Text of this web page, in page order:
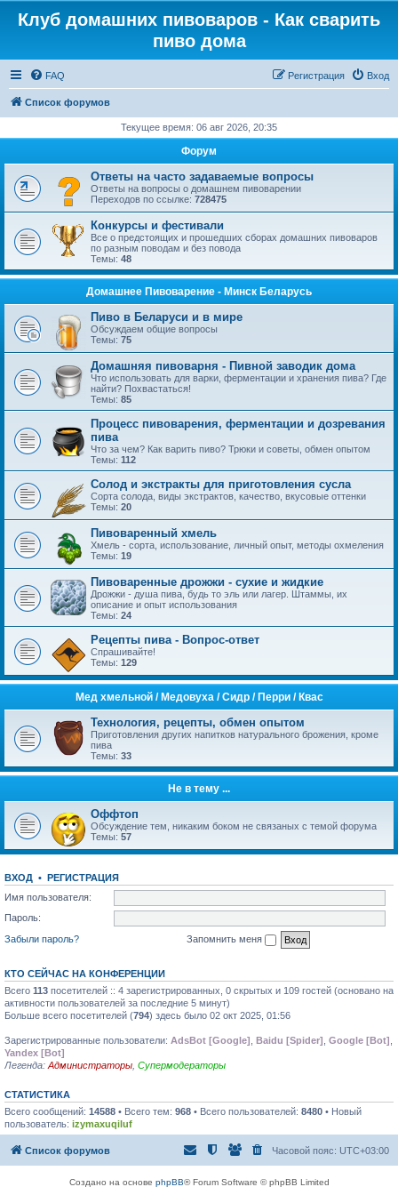
Клуб домашних пивоваров - Как cварить
пиво дома
FAQ Вход
Регистрация
Список форумов
Текущее время: 06 авг 2026, 20:35
Форум
Ответы на часто задаваемые вопросы
Ответы на вопросы о домашнем пивоварении
Переходов по ссылке: 728475
Конкурсы и фестивали
Все о предстоящих и прошедших сборах домашних пивоваров
по разным поводам и без повода
Темы: 48
Домашнее Пивоварение - Минск Беларусь
Пиво в Беларуси и в мире
Обсуждаем общие вопросы
Темы: 75
Домашняя пивоварня - Пивной заводик дома
Что использовать для варки, ферментации и хранения пива? Где
найти? Похвастаться!
Темы: 85
Процесс пивоварения, ферментации и дозревания
пива
Что за чем? Как варить пиво? Трюки и советы, обмен опытом
Темы: 112
Солод и экстракты для приготовления сусла
Сорта солода, виды экстрактов, качество, вкусовые оттенки
Темы: 20
Пивоваренный хмель
Хмель - сорта, использование, личный опыт, методы охмеления
Темы: 19
Пивоваренные дрожжи - сухие и жидкие
Дрожжи - душа пива, будь то эль или лагер. Штаммы, их
описание и опыт использования
Темы: 24
Рецепты пива - Вопрос-ответ
Спрашивайте!
Темы: 129
Mед хмельной / Медовуха / Сидр / Перри / Квас
Технология, рецепты, обмен опытом
Приготовления других напитков натурального брожения, кроме
пива
Темы: 33
Не в тему ...
Оффтоп
Обсуждение тем, никаким боком не связаных с темой форума
Темы: 57
ВХОД • РЕГИСТРАЦИЯ
Имя пользователя:
Пароль:
Забыли пароль?
Запомнить меня
КТО СЕЙЧАС НА КОНФЕРЕНЦИИ
Всего 113 посетителей :: 4 зарегистрированных, 0 скрытых и 109 гостей (основано на
активности пользователей за последние 5 минут)
Больше всего посетителей (794) здесь было 02 окт 2025, 01:56
Зарегистрированные пользователи: AdsBot [Google] Baidu [Spider] Google [Bot]
Yandex [Bot]
Легенда: Администраторы Супермодераторы
СТАТИСТИКА
Всего сообщений: 14588 • Всего тем: 968 • Всего пользователей: 8480 • Новый
пользователь: izymaxuqiluf
Список форумов Часовой пояс: UTC+03:00
Создано на основе phpBB® Forum Software © phpBB Limited